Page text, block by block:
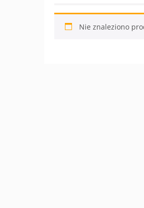
Nie znaleziono